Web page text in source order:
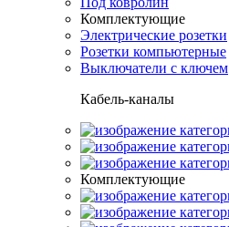
Комплектующие
Электрические розетки
Розетки компьютерные
Выключатели с ключем
Кабель-каналы
Комплектующие